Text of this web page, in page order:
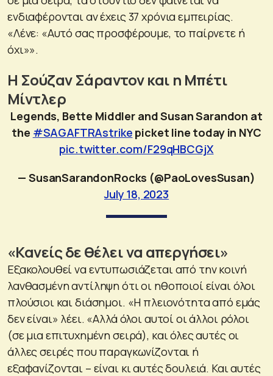
ενδιαφέρονται αν έχεις 37 χρόνια εμπειρίας.
«Λένε: «Αυτό σας προσφέρουμε, το παίρνετε ή
όχι»».
Η Σούζαν Σάραντον και η Μπέτι
Μίντλερ
Legends, Bette Middler and Susan Sarandon at
the #SAGAFTRAstrike picket line today in NYC
pic.twitter.com/F29qHBCGjX
— SusanSarandonRocks (@PaoLovesSusan)
July 18, 2023
«Κανείς δε θέλει να απεργήσει»
Εξακολουθεί να εντυπωσιάζεται από την κοινή
λανθασμένη αντίληψη ότι οι ηθοποιοί είναι όλοι
πλούσιοι και διάσημοι. «Η πλειονότητα από εμάς
δεν είναι» λέει. «Αλλά όλοι αυτοί οι άλλοι ρόλοι
(σε μια επιτυχημένη σειρά), και όλες αυτές οι
άλλες σειρές που παραγκωνίζονται ή
εξαφανίζονται – είναι κι αυτές δουλειά. Και αυτές